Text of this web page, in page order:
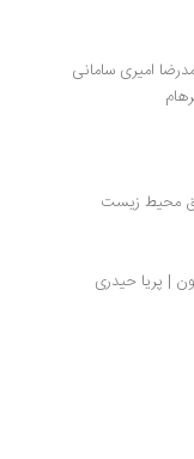
سامانی
حیدری